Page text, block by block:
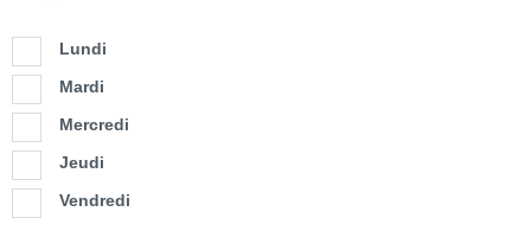
Lundi
Mardi
Mercredi
Jeudi
Vendredi